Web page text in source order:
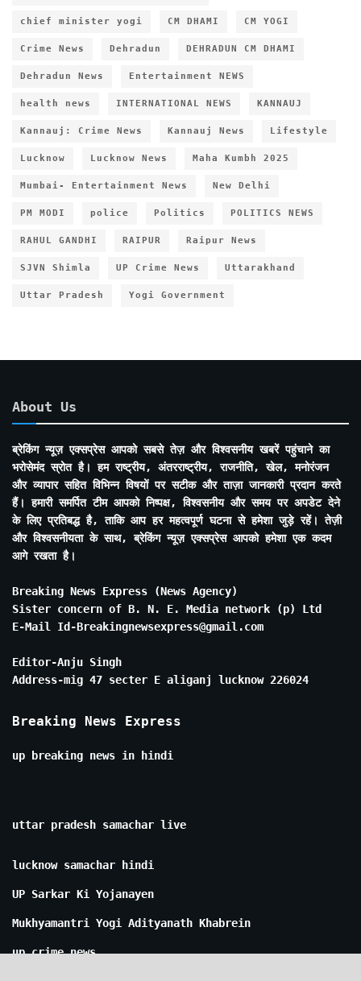
chief minister yogi CM DHAMI CM YOGI
Crime News Dehradun DEHRADUN CM DHAMI
Dehradun News Entertainment NEWS
health news INTERNATIONAL NEWS KANNAUJ
Kannauj: Crime News Kannauj News Lifestyle
Lucknow Lucknow News Maha Kumbh 2025
Mumbai- Entertainment News New Delhi
PM MODI police Politics POLITICS NEWS
RAHUL GANDHI RAIPUR Raipur News
SJVN Shimla UP Crime News Uttarakhand
Uttar Pradesh Yogi Government
About Us
ब्रेकिंग न्यूज़ एक्सप्रेस आपको सबसे तेज़ और विश्वसनीय खबरें पहुंचाने का
भरोसेमंद स्रोत है। हम राष्ट्रीय, अंतरराष्ट्रीय, राजनीति, खेल, मनोरंजन
और व्यापार सहित विभिन्न विषयों पर सटीक और ताज़ा जानकारी प्रदान करते
हैं। हमारी समर्पित टीम आपको निष्पक्ष, विश्वसनीय और समय पर अपडेट देने
के लिए प्रतिबद्ध है, ताकि आप हर महत्वपूर्ण घटना से हमेशा जुड़े रहें। तेज़ी
और विश्वसनीयता के साथ, ब्रेकिंग न्यूज़ एक्सप्रेस आपको हमेशा एक कदम
आगे रखता है।
Breaking News Express (News Agency)
Sister concern of B. N. E. Media network (p) Ltd
E-Mail Id-Breakingnewsexpress@gmail.com
Editor-Anju Singh
Address-mig 47 secter E aliganj lucknow 226024
Breaking News Express
up breaking news in hindi
uttar pradesh samachar live
lucknow samachar hindi
UP Sarkar Ki Yojanayen
Mukhyamantri Yogi Adityanath Khabrein
up crime news